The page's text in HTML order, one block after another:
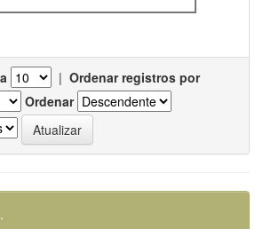
| Ordenar registros por
Ordenar